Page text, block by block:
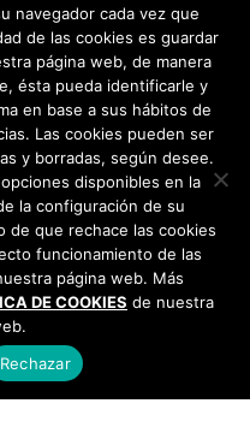
navegador cada vez que
de las cookies es guardar
página web, de manera
ésta pueda identificarle y
en base a sus hábitos de
Las cookies pueden ser
y borradas, según desee.
disponibles en la
la configuración de su
de que rechace las cookies
funcionamiento de las
página web. Más
DE COOKIES de nuestra
Rechazar